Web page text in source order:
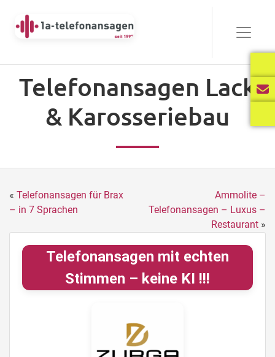
Telefonansagen Lack
& Karosseriebau
« Telefonansagen für Brax
– in 7 Sprachen
Ammolite –
Telefonansagen – Luxus –
Restaurant »
Telefonansagen mit echten
Stimmen – keine KI !!!